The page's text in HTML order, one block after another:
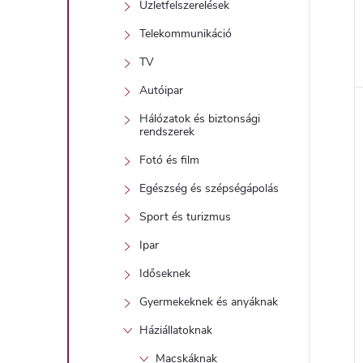
Üzletfelszerelések
Telekommunikáció
TV
Autóipar
Hálózatok és biztonsági
rendszerek
Fotó és film
Egészség és szépségápolás
Sport és turizmus
Ipar
Időseknek
Gyermekeknek és anyáknak
Háziállatoknak
Macskáknak
l